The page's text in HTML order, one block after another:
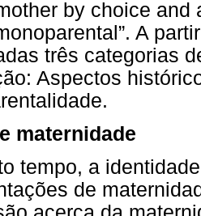
by choice and
A
três categorias
Aspectos
maternidade
tempo, a
de